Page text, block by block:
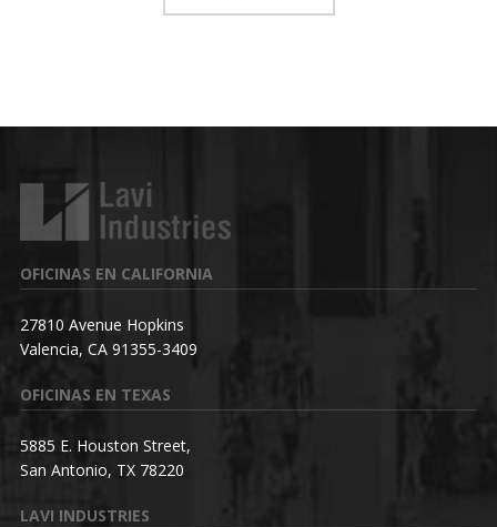
OFICINAS EN CALIFORNIA
27810 Avenue Hopkins
Valencia, CA 91355-3409
OFICINAS EN TEXAS
5885 E. Houston Street,
San Antonio, TX 78220
LAVI INDUSTRIES